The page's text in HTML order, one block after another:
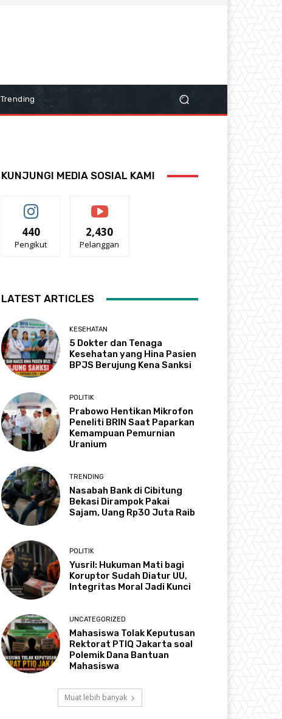
Trending
KUNJUNGI MEDIA SOSIAL KAMI
440
Pengikut
2,430
Pelanggan
LATEST ARTICLES
KESEHATAN
5 Dokter dan Tenaga
Kesehatan yang Hina Pasien
BPJS Berujung Kena Sanksi
POLITIK
Prabowo Hentikan Mikrofon
Peneliti BRIN Saat Paparkan
Kemampuan Pemurnian
Uranium
TRENDING
Nasabah Bank di Cibitung
Bekasi Dirampok Pakai
Sajam, Uang Rp30 Juta Raib
POLITIK
Yusril: Hukuman Mati bagi
Koruptor Sudah Diatur UU,
Integritas Moral Jadi Kunci
UNCATEGORIZED
Mahasiswa Tolak Keputusan
Rektorat PTIQ Jakarta soal
Polemik Dana Bantuan
Mahasiswa
Muat lebih banyak